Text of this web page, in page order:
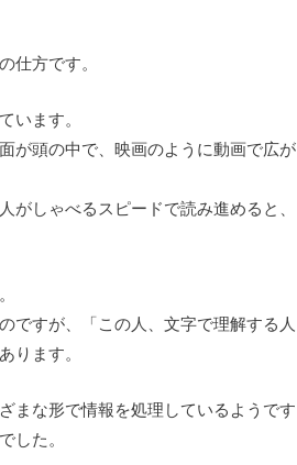
仕方です。
います。
が頭の中で、映画のように動画で広が
しゃべるスピードで読み進めると、
ですが、「この人、文字で理解する人
ります。
まな形で情報を処理しているようです
した。